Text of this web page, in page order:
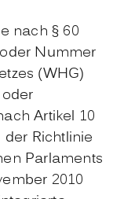
nach § 60
Nummer
(WHG)
Artikel 10
Richtlinie
Parlaments
2010